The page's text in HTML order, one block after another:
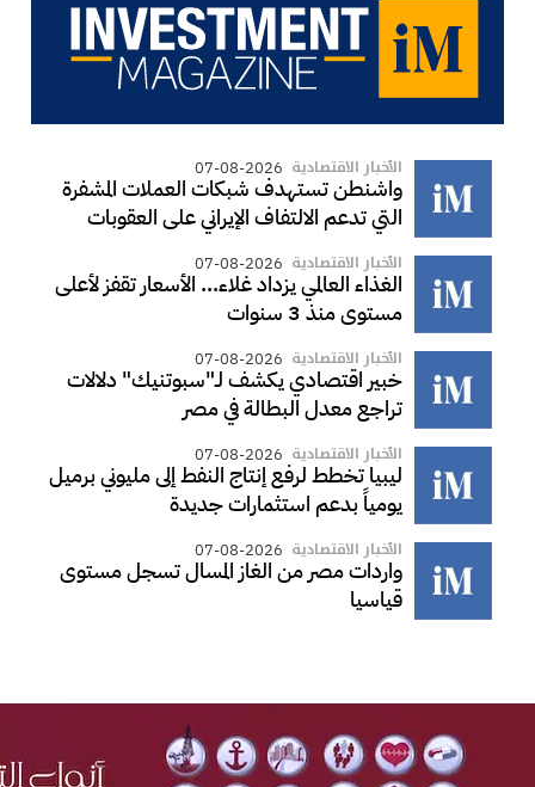
الأخبار الاقتصادية 07-08-2026
واشنطن تستهدف شبكات العملات المشفرة
التي تدعم الالتفاف الإيراني على العقوبات
الأخبار الاقتصادية 07-08-2026
الغذاء العالمي يزداد غلاء... الأسعار تقفز لأعلى
مستوى منذ 3 سنوات
الأخبار الاقتصادية 07-08-2026
خبير اقتصادي يكشف لـ"سبوتنيك" دلالات
تراجع معدل البطالة في مصر
الأخبار الاقتصادية 07-08-2026
ليبيا تخطط لرفع إنتاج النفط إلى مليوني برميل
يومياً بدعم استثمارات جديدة
الأخبار الاقتصادية 07-08-2026
واردات مصر من الغاز المسال تسجل مستوى
قياسيا